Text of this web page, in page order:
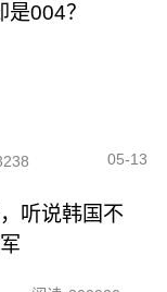
004？
05-13
听说韩国不